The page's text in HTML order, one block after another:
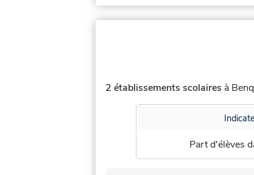
2 établissements scolaires à
Part d'élèves